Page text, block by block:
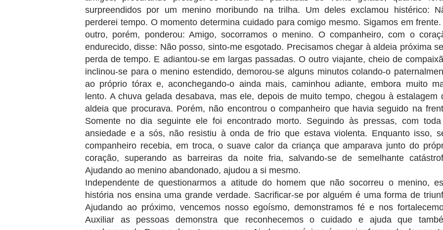
surpreendidos por um menino moribundo na trilha. Um deles exclamou histérico:
perderei tempo. O momento determina cuidado para comigo mesmo. Sigamos em
outro, porém, ponderou: Amigo, socorramos o menino. O companheiro, com o
endurecido, disse: Não posso, sinto-me esgotado. Precisamos chegar à aldeia próxima
perda de tempo. E adiantou-se em largas passadas. O outro viajante, cheio de
inclinou-se para o menino estendido, demorou-se alguns minutos colando-o
ao próprio tórax e, aconchegando-o ainda mais, caminhou adiante, embora muito
lento. A chuva gelada desabava, mas ele, depois de muito tempo, chegou à estalagem
aldeia que procurava. Porém, não encontrou o companheiro que havia seguido na
Somente no dia seguinte ele foi encontrado morto. Seguindo às pressas, com
ansiedade e a sós, não resistiu à onda de frio que estava violenta. Enquanto isso,
companheiro recebia, em troca, o suave calor da criança que amparava junto do
coração, superando as barreiras da noite fria, salvando-se de semelhante
Ajudando ao menino abandonado, ajudou a si mesmo.
Independente de questionarmos a atitude do homem que não socorreu o menino,
história nos ensina uma grande verdade. Sacrificar-se por alguém é uma forma de
Ajudando ao próximo, vencemos nosso egoísmo, demonstramos fé e nos
Auxiliar as pessoas demonstra que reconhecemos o cuidado e ajuda que